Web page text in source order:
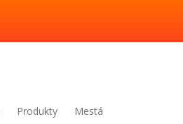
Produkty Mestá